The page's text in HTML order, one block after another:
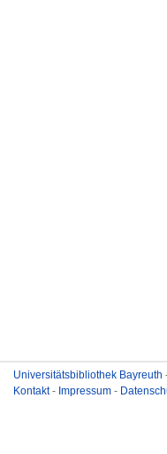
Universitätsbibliothek Bayreuth
Kontakt- Impressum -